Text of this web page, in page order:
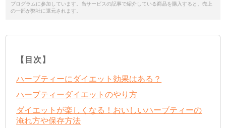
プログラムに参加しています。当サービスの記事で紹介している商品を購入すると、売上
の一部が弊社に還元されます。
【目次】
ハーブティーにダイエット効果はある？
ハーブティーダイエットのやり方
ダイエットが楽しくなる！おいしいハーブティーの
淹れ方や保存方法